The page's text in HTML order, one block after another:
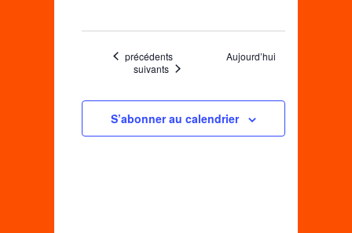
Évènements
précédents
Aujourd’hui
Évènements
suivants
S’abonner au calendrier